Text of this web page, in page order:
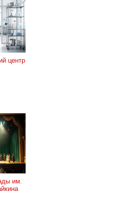
центр
им.